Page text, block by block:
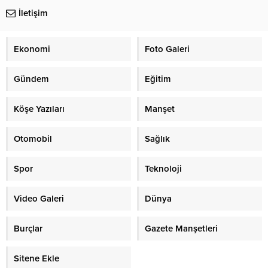
İletişim
Ekonomi Foto Galeri
Gündem Eğitim
Köşe Yazıları Manşet
Otomobil Sağlık
Spor Teknoloji
Video Galeri Dünya
Burçlar Gazete Manşetleri
Sitene Ekle